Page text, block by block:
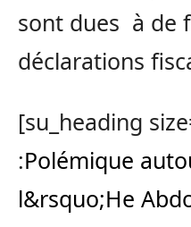
sont dues à de
déclarations
[su_heading
:Polémique
l&rsquo;He